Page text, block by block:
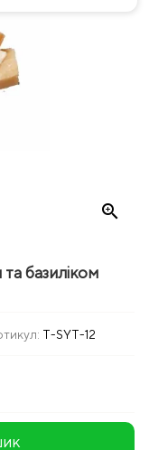
zoom_in
базиліком
T-SYT-12